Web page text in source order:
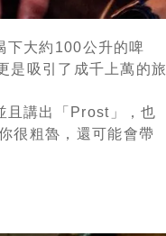
下大約100公升的啤
是吸引了成千上萬的旅
且講出「Prost」，也
很粗魯，還可能會帶